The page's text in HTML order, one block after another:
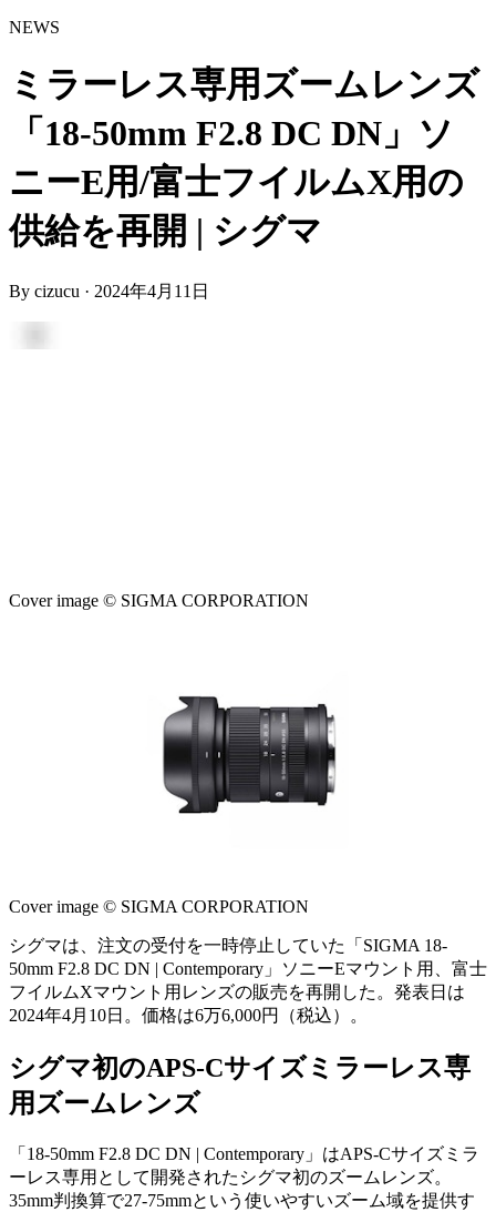
NEWS
ミラーレス専用ズームレンズ
「18-50mm F2.8 DC DN」ソ
ニーE用/富士フイルムX用の
供給を再開 | シグマ
By cizucu · 2024年4月11日
Cover image © SIGMA CORPORATION
Cover image © SIGMA CORPORATION
シグマは、注文の受付を一時停止していた「SIGMA 18-
50mm F2.8 DC DN | Contemporary」ソニーEマウント用、富士
フイルムXマウント用レンズの販売を再開した。発表日は
2024年4月10日。価格は6万6,000円（税込）。
シグマ初のAPS-Cサイズミラーレス専
用ズームレンズ
「18-50mm F2.8 DC DN | Contemporary」はAPS-Cサイズミラ
ーレス専用として開発されたシグマ初のズームレンズ。
35mm判換算で27-75mmという使いやすいズーム域を提供す